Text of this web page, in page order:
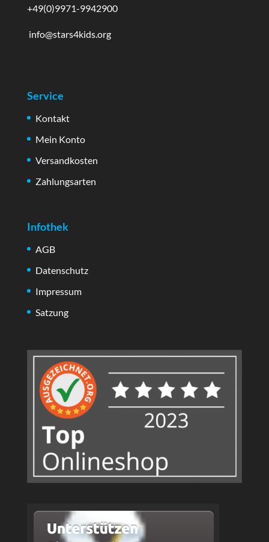
+49(0)9971-9942900
info@stars4kids.org
Service
Kontakt
Mein Konto
Versandkosten
Zahlungsarten
Infothek
AGB
Datenschutz
Impressum
Satzung